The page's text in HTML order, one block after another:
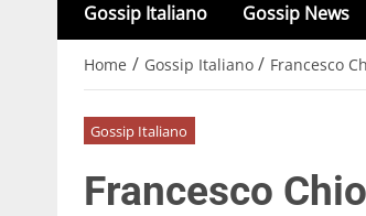
Gossip Italiano Gossip News
Home / Gossip Italiano / Francesco
Gossip Italiano
Francesco